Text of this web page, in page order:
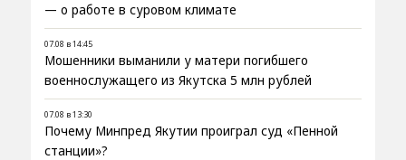
— о работе в суровом климате
07.08 в 14:45
Мошенники выманили у матери погибшего
военнослужащего из Якутска 5 млн рублей
07.08 в 13:30
Почему Минпред Якутии проиграл суд «Пенной
станции»?